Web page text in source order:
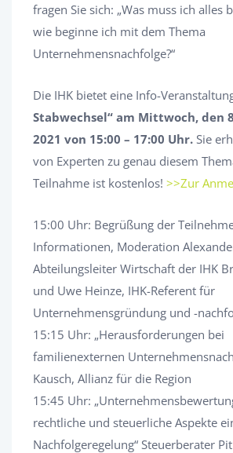
fragen Sie sich: „Was muss ich alles
wie beginne ich mit dem Thema
Unternehmensnachfolge?“
Die IHK bietet eine Info-
Stabwechsel“ am Mittwoch, den
2021 von 15:00 – 17:00 Uhr. Sie
von Experten zu genau diesem
Teilnahme ist kostenlos! >>Zur
15:00 Uhr: Begrüßung der
Informationen, Moderation
Abteilungsleiter Wirtschaft der IHK
und Uwe Heinze, IHK-Referent für
Unternehmensgründung und -
15:15 Uhr: „Herausforderungen bei
familienexternen
Kausch, Allianz für die Region
15:45 Uhr:
rechtliche und steuerliche Aspekte
Nachfolgeregelung“ Steuerberater